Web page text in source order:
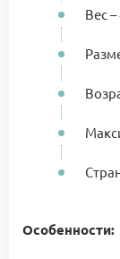
Вес –
Особенности: